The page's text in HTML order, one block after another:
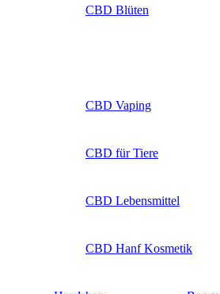
CBD Blüten
CBD Vaping
CBD für Tiere
CBD Lebensmittel
CBD Hanf Kosmetik